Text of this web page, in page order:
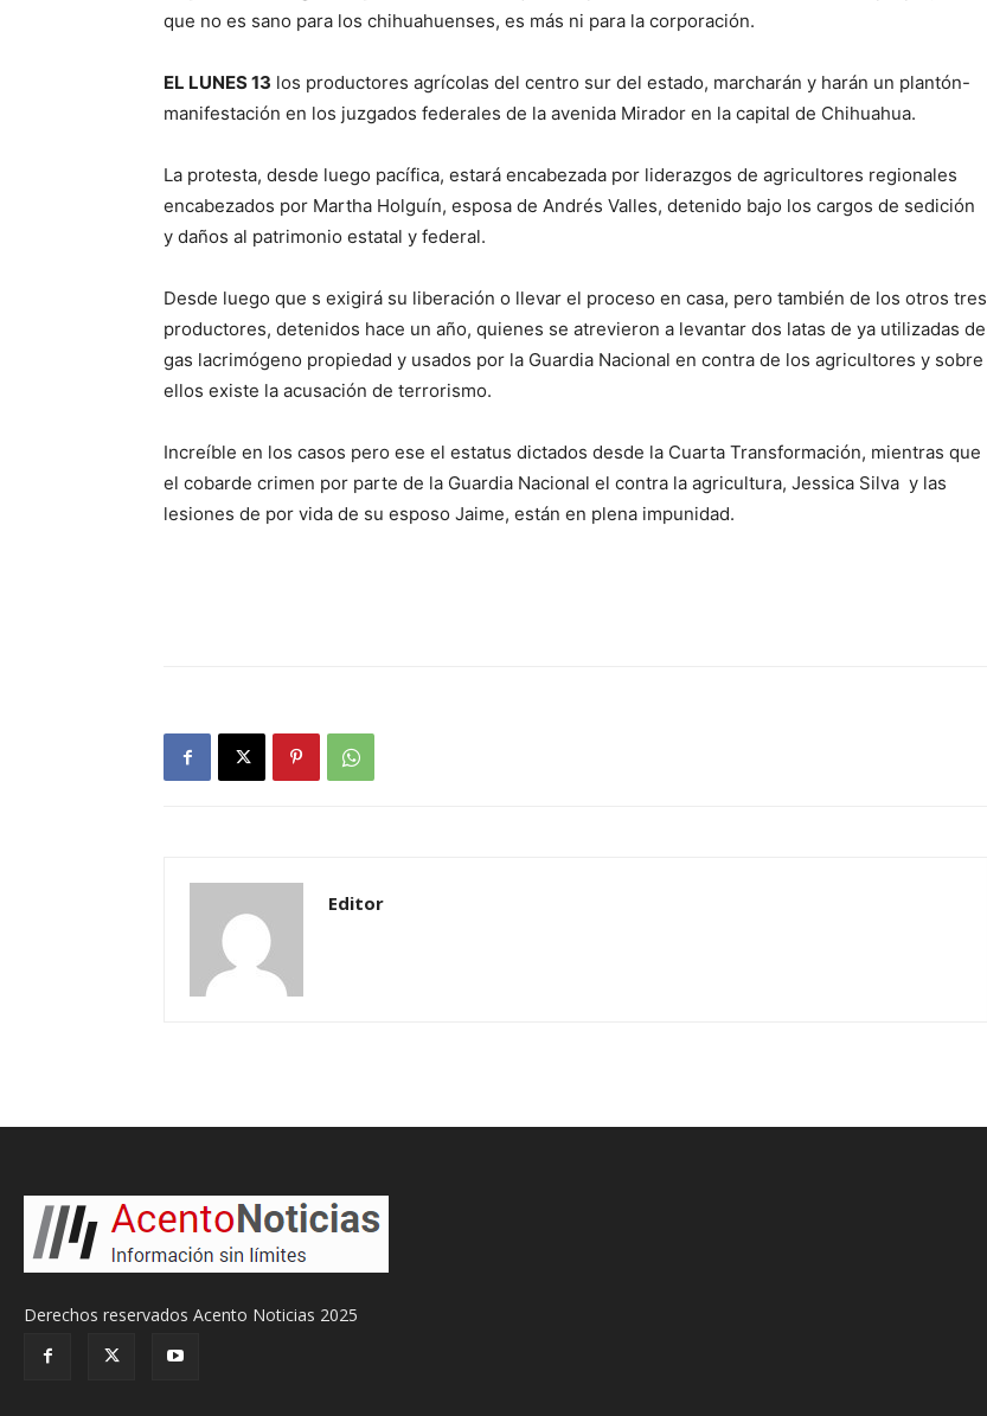
que no es sano para los chihuahuenses, es más ni para la corporación.
EL LUNES 13 los productores agrícolas del centro sur del estado, marcharán y harán un plantón-
manifestación en los juzgados federales de la avenida Mirador en la capital de Chihuahua.
La protesta, desde luego pacífica, estará encabezada por liderazgos de agricultores regionales
encabezados por Martha Holguín, esposa de Andrés Valles, detenido bajo los cargos de sedición
y daños al patrimonio estatal y federal.
Desde luego que s exigirá su liberación o llevar el proceso en casa, pero también de los otros tres
productores, detenidos hace un año, quienes se atrevieron a levantar dos latas de ya utilizadas de
gas lacrimógeno propiedad y usados por la Guardia Nacional en contra de los agricultores y sobre
ellos existe la acusación de terrorismo.
Increíble en los casos pero ese el estatus dictados desde la Cuarta Transformación, mientras que
el cobarde crimen por parte de la Guardia Nacional el contra la agricultura, Jessica Silva y las
lesiones de por vida de su esposo Jaime, están en plena impunidad.
Editor
Derechos reservados Acento Noticias 2025